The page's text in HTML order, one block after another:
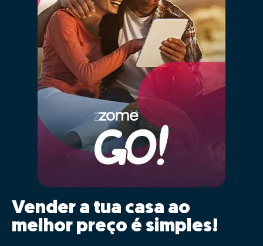
Vender a tua casa ao
melhor preço é simples!